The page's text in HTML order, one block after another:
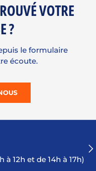
VOTRE
?
le formulaire
écoute.
12h et de 14h à 17h)